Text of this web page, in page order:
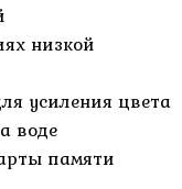
низкой
усиления цвета
воде
памяти